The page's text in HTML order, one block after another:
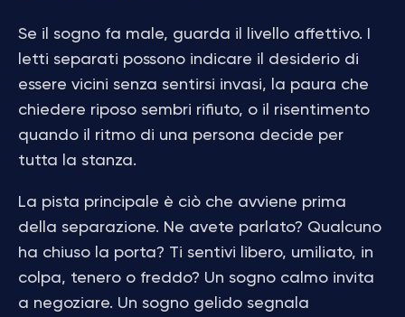
Se il sogno fa male, guarda il livello affettivo. I
letti separati possono indicare il desiderio di
essere vicini senza sentirsi invasi, la paura che
chiedere riposo sembri rifiuto, o il risentimento
quando il ritmo di una persona decide per
tutta la stanza.
La pista principale è ciò che avviene prima
della separazione. Ne avete parlato? Qualcuno
ha chiuso la porta? Ti sentivi libero, umiliato, in
colpa, tenero o freddo? Un sogno calmo invita
a negoziare. Un sogno gelido segnala